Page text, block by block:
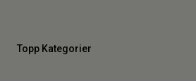
Topp Kategorier